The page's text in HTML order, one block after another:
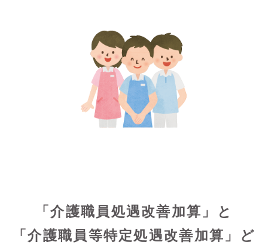
「介護職員処遇改善加算」と
「介護職員等特定処遇改善加算」ど